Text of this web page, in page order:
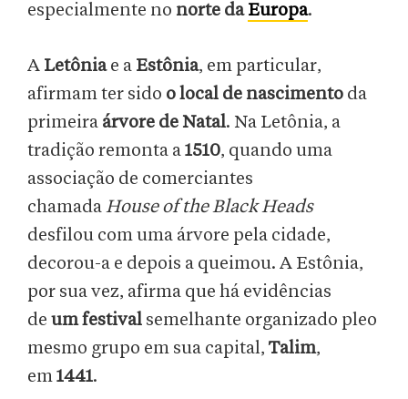
especialmente no norte daEuropa.
A Letôniae a Estônia, em particular,
afirmam ter sido o local de nascimento da
primeira árvore de Natal. Na Letônia, a
tradição remonta a1510, quando uma
associação de comerciantes
chamadaHouse of the Black Heads
desfilou com uma árvore pela cidade,
decorou-a e depois a queimou. A Estônia,
por sua vez, afirma que há evidências
de um festival semelhante organizado pleo
mesmo grupo em sua capital, Talim,
em1441.